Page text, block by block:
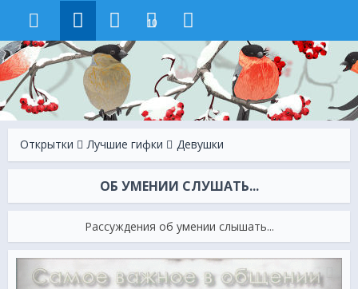
10
Открытки Лучшие гифки Девушки
ОБ УМЕНИИ СЛУШАТЬ...
Рассуждения об умении слышать...